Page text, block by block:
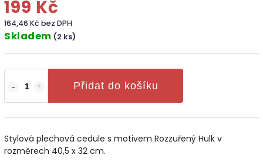
199 Kč
164,46 Kč bez DPH
Skladem (2 ks)
Přidat do košíku
Stylová plechová cedule s motivem Rozzuřený Hulk v
rozměrech 40,5 x 32 cm.